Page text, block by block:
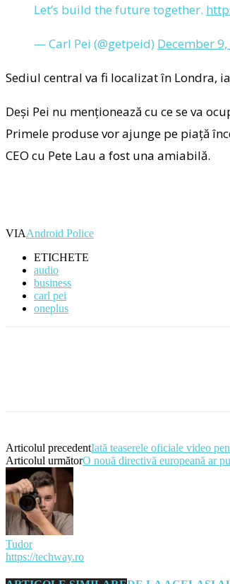
Let’s build the future together.
— Carl Pei (@getpeid) December
Sediul central va fi localizat în Londra,
Deși Pei nu menționează cu ce se va
Primele produse vor ajunge pe piață
CEO cu Pete Lau a fost una amiabilă.
VIAAndroid Police
ETICHETE
audio
business
carl pei
oneplus
Articolul precedentIată teaserele oficiale video
Articolul următorO nouă directivă europeană ar
Tudor
https://techway.ro